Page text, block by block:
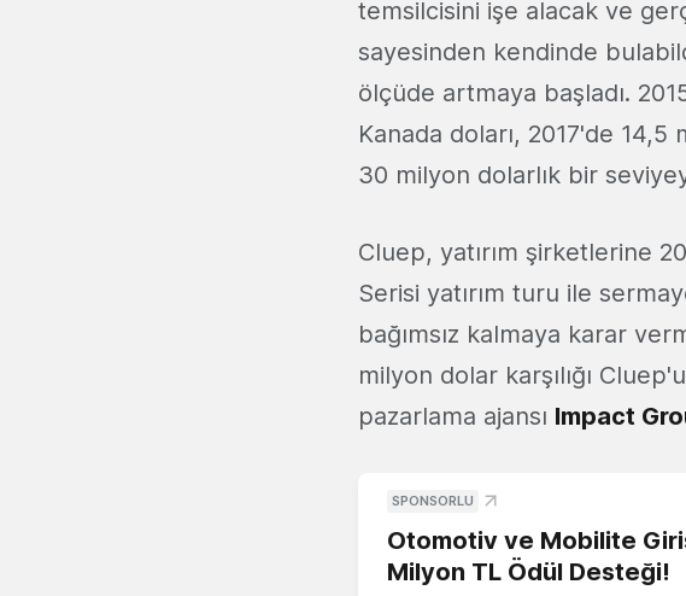
temsilcisini işe alacak ve
sayesinden kendinde
ölçüde artmaya başladı.
Kanada doları, 2017'de
30 milyon dolarlık bir
Cluep, yatırım şirketlerine
Serisi yatırım turu ile
bağımsız kalmaya karar
milyon dolar karşılığı
pazarlama ajansı Impact
SPONSORLU
Otomotiv ve Mobilite
Milyon TL Ödül Desteği!